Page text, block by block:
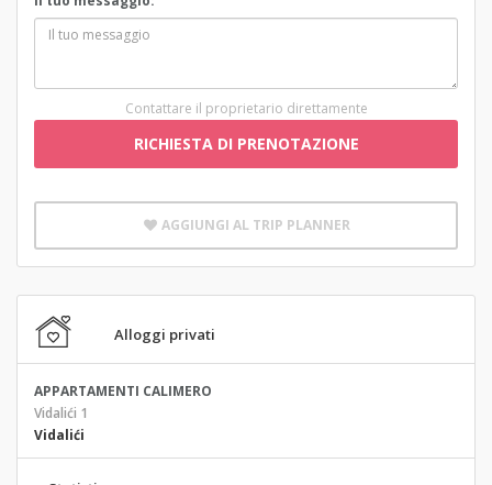
Contattare il proprietario direttamente
RICHIESTA DI PRENOTAZIONE
AGGIUNGI AL TRIP PLANNER
Alloggi privati
APPARTAMENTI CALIMERO
Vidalići 1
Vidalići